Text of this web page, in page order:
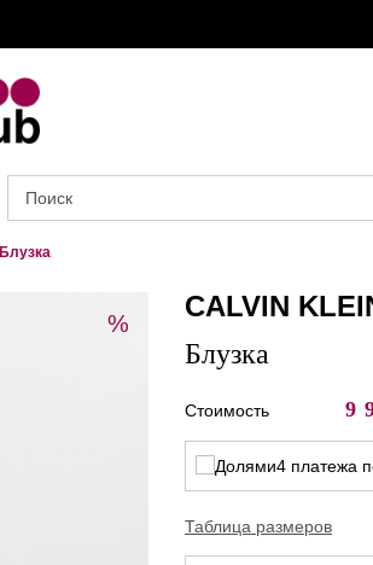
Блузка
%
CALVIN
Блузка
Стоимость 9
4 платежа
Таблица размеров